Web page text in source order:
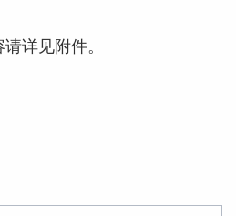
详见附件。